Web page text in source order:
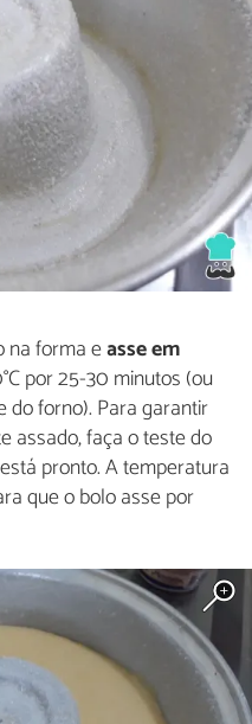
na forma easse em
por 25-30 minutos (ou
do forno). Para garantir
assado, faça o teste do
pronto. A temperatura
que o bolo asse por